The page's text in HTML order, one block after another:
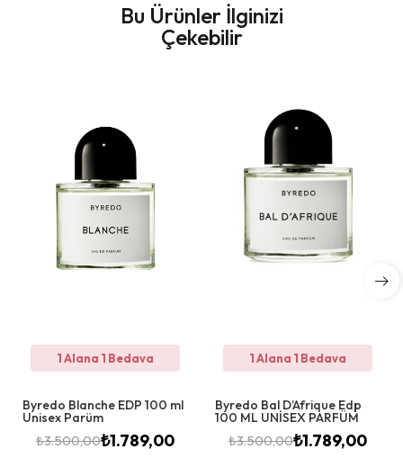
Bu Ürünler İlginizi
Çekebilir
1 Alana 1 Bedava
Byredo Blanche EDP 100 ml
Unisex Parüm
₺3.500,00₺1.789,00
1 Alana 1 Bedava
Byredo Bal D’Afrique Edp
100 ML UNİSEX PARFÜM
₺3.500,00₺1.789,00